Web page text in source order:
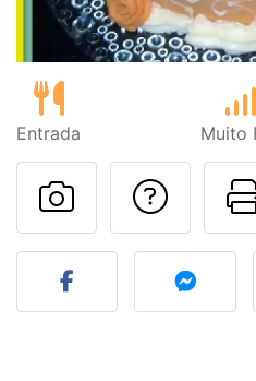
Entrada Muito
Fez esta